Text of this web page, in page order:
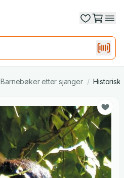
Barnebøker etter sjanger /